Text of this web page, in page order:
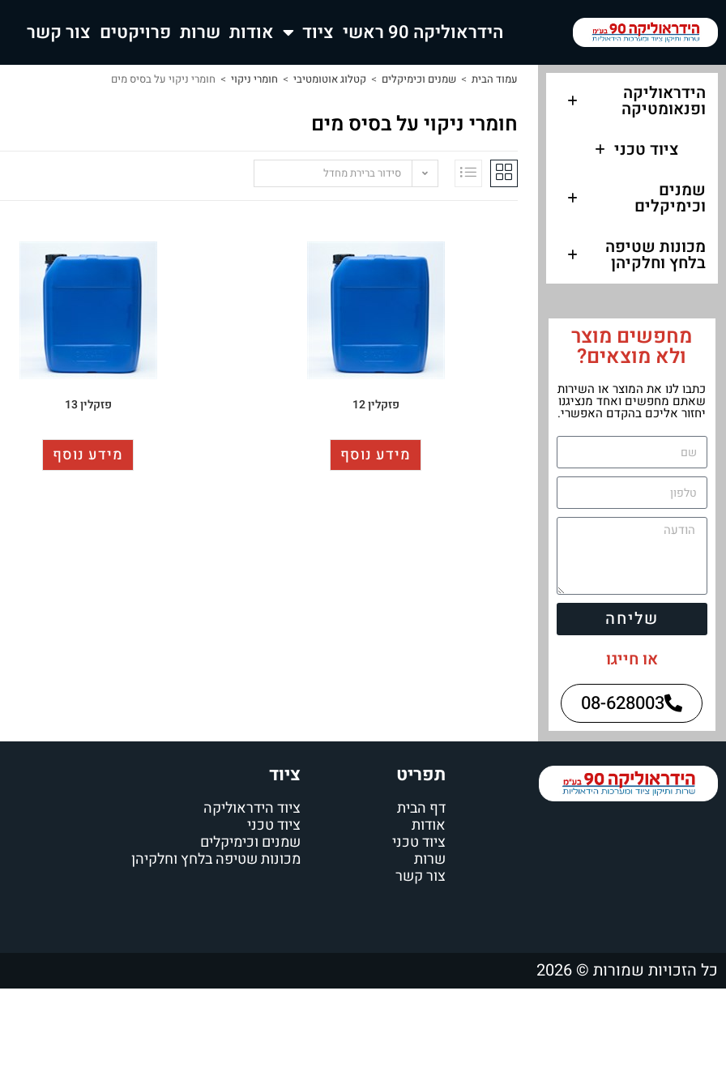
הידראוליקה 90 ראשי ציוד אודות שרות פרויקטים צור קשר
הידראוליקה
ופנאומטיקה
ציוד טכני
שמנים
וכימיקלים
מכונות שטיפה
בלחץ וחלקיהן
מחפשים מוצר
ולא מוצאים?
כתבו לנו את המוצר או השירות
שאתם מחפשים ואחד מנציגנו
יחזור אליכם בהקדם האפשרי.
שליחה
או חייגו
08-628003
עמוד הבית > שמנים וכימיקלים > קטלוג אוטומטיבי > חומרי ניקוי > חומרי ניקוי על בסיס מים
חומרי ניקוי על בסיס מים
סידור ברירת מחדל
פזקלין 12
מידע נוסף
פזקלין 13
מידע נוסף
תפריט
דף הבית
אודות
ציוד טכני
שרות
צור קשר
ציוד
ציוד הידראוליקה
ציוד טכני
שמנים וכימיקלים
מכונות שטיפה בלחץ וחלקיהן
כל הזכויות שמורות © 2026